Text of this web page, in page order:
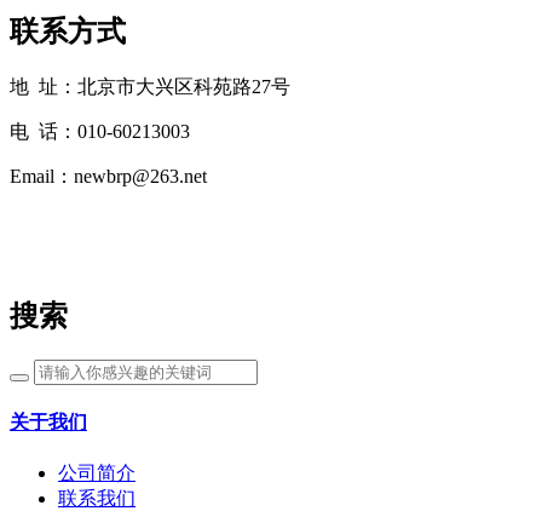
联系方式
地 址：北京市大兴区科苑路27号
电 话：010-60213003
Email：newbrp@263.net
搜索
关于我们
公司简介
联系我们